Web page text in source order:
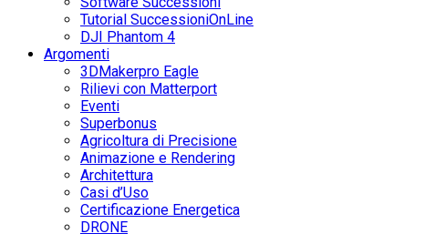
Tutorial SuccessioniOnLine
DJI Phantom 4
Argomenti
3DMakerpro Eagle
Rilievi con Matterport
Eventi
Superbonus
Agricoltura di Precisione
Animazione e Rendering
Architettura
Casi d’Uso
Certificazione Energetica
DRONE